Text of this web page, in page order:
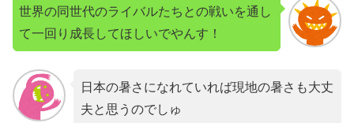
世界の同世代のライバルたちとの戦いを通し
て一回り成長してほしいでやんす！
日本の暑さになれていれば現地の暑さも大丈
夫と思うのでしゅ